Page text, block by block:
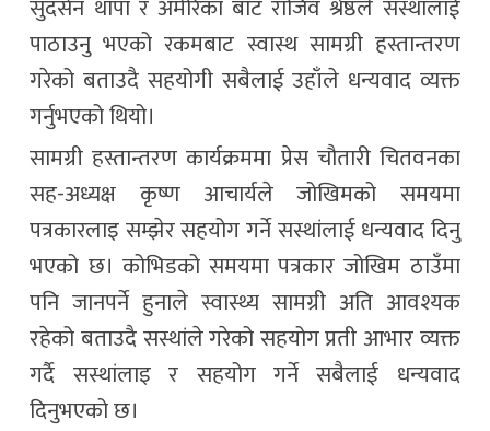
सुदर्सन थापा र अमेरिका बाट राजिव श्रेष्ठले सस्थांलाई
पाठाउनु भएको रकमबाट स्वास्थ सामग्री हस्तान्तरण
गरेको बताउदै सहयोगी सबैलाई उहाँले धन्यवाद व्यक्त
गर्नुभएको थियो।
सामग्री हस्तान्तरण कार्यक्रममा प्रेस चौतारी चितवनका
सह-अध्यक्ष कृष्ण आचार्यले जोखिमको समयमा
पत्रकारलाइ सम्झेर सहयोग गर्ने सस्थांलाई धन्यवाद दिनु
भएको छ। कोभिडको समयमा पत्रकार जोखिम ठाउँमा
पनि जानपर्ने हुनाले स्वास्थ्य सामग्री अति आवश्यक
रहेको बताउदै सस्थांले गरेको सहयोग प्रती आभार व्यक्त
गर्दै सस्थांलाइ र सहयोग गर्ने सबैलाई धन्यवाद
दिनुभएको छ।